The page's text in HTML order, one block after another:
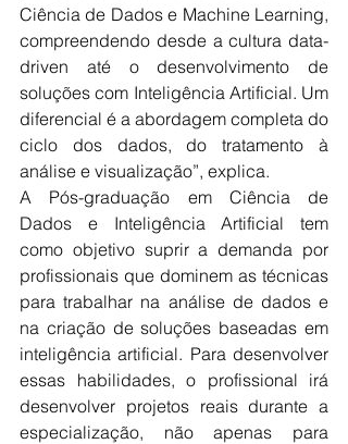
Ciência de Dados e Machine Learning,
compreendendo desde a cultura data-
driven até o desenvolvimento de
soluções com Inteligência Artificial. Um
diferencial é a abordagem completa do
ciclo dos dados, do tratamento à
análise e visualização”, explica.
A Pós-graduação em Ciência de
Dados e Inteligência Artificial tem
como objetivo suprir a demanda por
profissionais que dominem as técnicas
para trabalhar na análise de dados e
na criação de soluções baseadas em
inteligência artificial. Para desenvolver
essas habilidades, o profissional irá
desenvolver projetos reais durante a
especialização, não apenas para